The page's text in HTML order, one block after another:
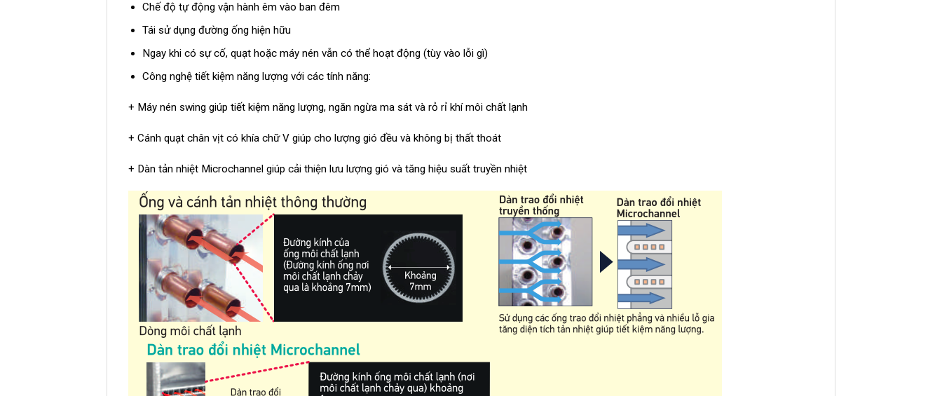
Chế độ tự động vận hành êm vào ban đêm
Tái sử dụng đường ống hiện hữu
Ngay khi có sự cố, quạt hoặc máy nén vẫn có thể hoạt động (tùy vào lỗi gì)
Công nghệ tiết kiệm năng lượng với các tính năng:
+ Máy nén swing giúp tiết kiệm năng lượng, ngăn ngừa ma sát và rỏ rỉ khí môi chất lạnh
+ Cánh quạt chân vịt có khía chữ V giúp cho lượng gió đều và không bị thất thoát
+ Dàn tản nhiệt Microchannel giúp cải thiện lưu lượng gió và tăng hiệu suất truyền nhiệt